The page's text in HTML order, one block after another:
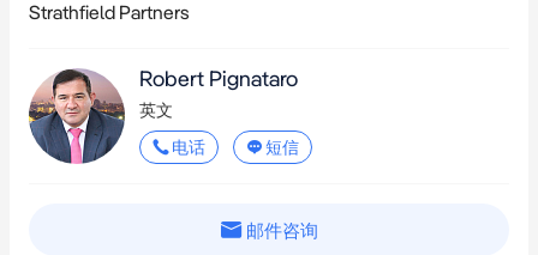
Strathfield Partners
Robert Pignataro
英文
电话
短信
邮件咨询